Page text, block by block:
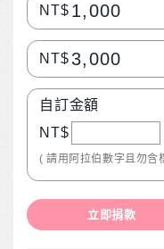
NT$ 1,000
NT$ 3,000
自訂金額
NT$
( 請用阿拉伯數字且勿含
立即捐款